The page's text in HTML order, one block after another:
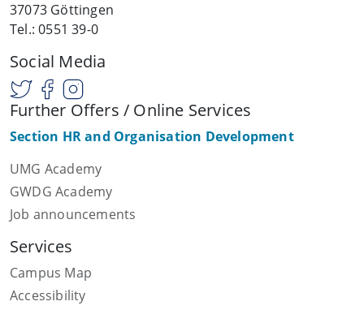
37073 Göttingen
Tel.: 0551 39-0
Social Media
Further Offers / Online Services
Section HR and Organisation Development
UMG Academy
GWDG Academy
Job announcements
Services
Campus Map
Accessibility